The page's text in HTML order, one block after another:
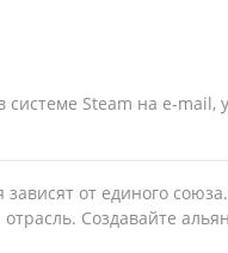
Steam на e-mail,
от единого
Создавайте